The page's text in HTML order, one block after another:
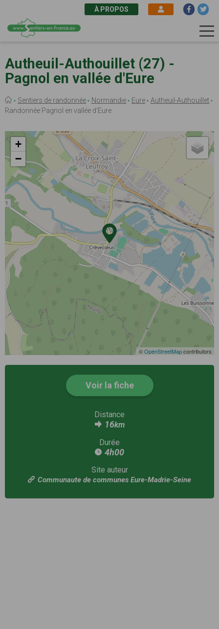
contenu
principal
À PROPOS
Autheuil-Authouillet (27) -
Pagnol en vallée d'Eure
Fil
d'Ariane
Sentiers de randonnée Normandie Eure
Autheuil-Authouillet
Randonnée Pagnol en vallée d'Eure
+
−
©OpenStreetMapcontributors
Voir la fiche
Distance
16km
Durée
4h00
Site auteur
Communaute de communes Eure-Madrie-Seine